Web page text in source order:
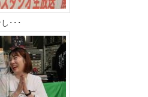
･･･